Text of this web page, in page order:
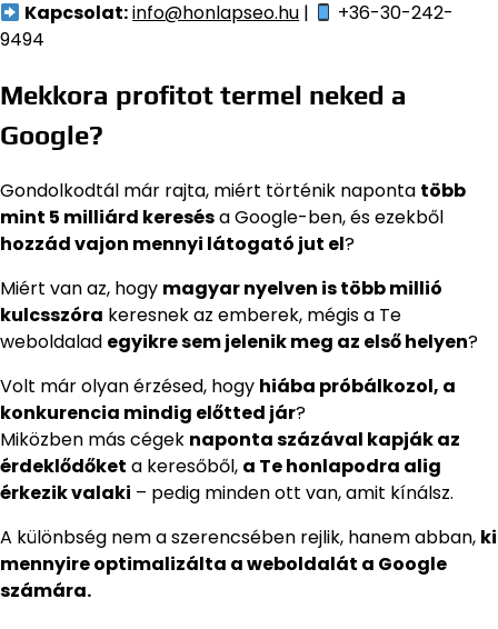
Kapcsolat:info@honlapseo.hu |
+36-30-242-
9494
Mekkora profitot termel neked a
Google?
Gondolkodtál már rajta, miért történik naponta több
mint 5 milliárd keresésa Google-ben, és ezekből
hozzád vajon mennyi látogató jut el?
Miért van az, hogy magyar nyelven is több millió
kulcsszóra keresnek az emberek, mégis a Te
weboldalad egyikre sem jelenik meg az első helyen?
Volt már olyan érzésed, hogy hiába próbálkozol, a
konkurencia mindig előtted jár?
Miközben más cégek naponta százával kapják az
érdeklődőket a keresőből, a Te honlapodra alig
érkezik valaki – pedig minden ott van, amit kínálsz.
A különbség nem a szerencsében rejlik, hanem abban, ki
mennyire optimalizálta a weboldalát a Google
számára.